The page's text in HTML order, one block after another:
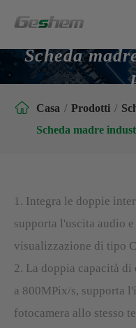
Scheda
 Casa Prodotti
Scheda madre
1. Integra le doppie
supporta l'uscita audio
visualizzazione di tipo
2. La doppia capacità
a 800MPix/s, supporta
fotocamera allo stesso